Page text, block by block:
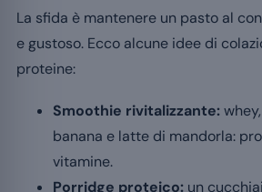
La sfida è mantenere un pasto al
e gustoso. Ecco alcune idee di
proteine:
Smoothie rivitalizzante:
banana e latte di mandorla:
vitamine.
Porridge proteico: un